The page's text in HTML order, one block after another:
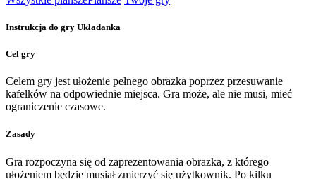
Instrukcja do gry Układanka
Cel gry
Celem gry jest ułożenie pełnego obrazka poprzez przesuwanie
kafelków na odpowiednie miejsca. Gra może, ale nie musi, mieć
ograniczenie czasowe.
Zasady
Gra rozpoczyna się od zaprezentowania obrazka, z którego
ułożeniem będzie musiał zmierzyć się użytkownik. Po kilku